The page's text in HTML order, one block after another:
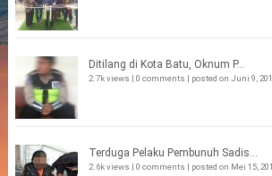
Ditilang di Kota Batu, Oknum P...
2.7k views | 0 comments | posted on Juni 9,
Terduga Pelaku Pembunuh Sadis...
2.6k views | 0 comments | posted on Mei 15,